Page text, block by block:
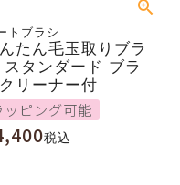
トブラシ
たん毛玉取りブラ
スタンダード ブラ
リーナー付
ッピング可能
税込